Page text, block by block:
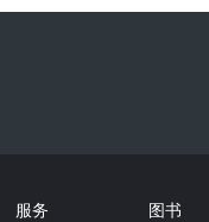
服务 图书